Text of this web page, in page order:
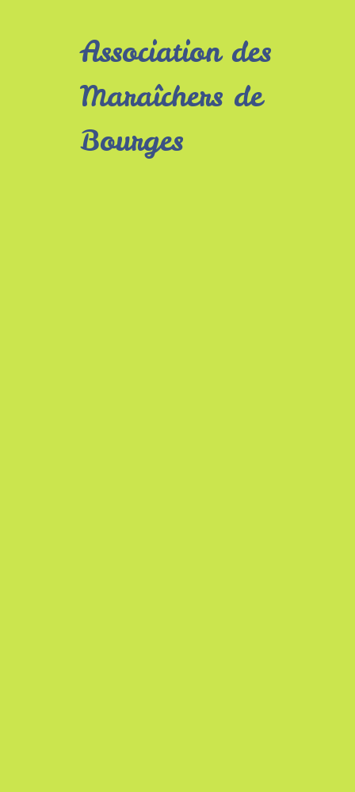
Association des
Maraîchers de
Bourges